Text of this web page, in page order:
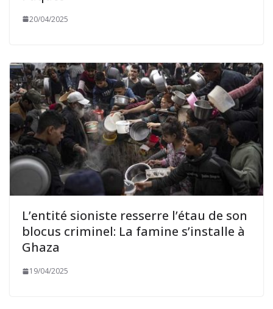
20/04/2025
L’entité sioniste resserre l’étau de son
blocus criminel: La famine s’installe à
Ghaza
19/04/2025